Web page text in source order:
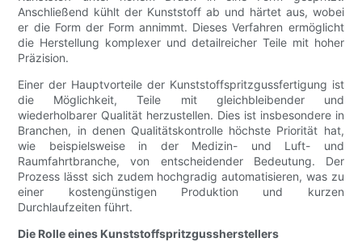
Anschließend kühlt der Kunststoff ab und härtet aus, wobei
er die Form der Form annimmt. Dieses Verfahren ermöglicht
die Herstellung komplexer und detailreicher Teile mit hoher
Präzision.
Einer der Hauptvorteile der Kunststoffspritzgussfertigung ist
die Möglichkeit, Teile mit gleichbleibender und
wiederholbarer Qualität herzustellen. Dies ist insbesondere in
Branchen, in denen Qualitätskontrolle höchste Priorität hat,
wie beispielsweise in der Medizin- und Luft- und
Raumfahrtbranche, von entscheidender Bedeutung. Der
Prozess lässt sich zudem hochgradig automatisieren, was zu
einer kostengünstigen Produktion und kurzen
Durchlaufzeiten führt.
Die Rolle eines Kunststoffspritzgussherstellers